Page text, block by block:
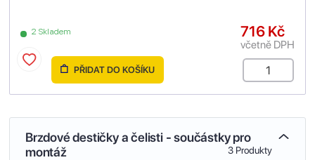
2 Skladem 716 Kč
včetně DPH
PŘIDAT DO KOŠÍKU
Brzdové destičky a čelisti - součástky pro
montáž
3 Produkty